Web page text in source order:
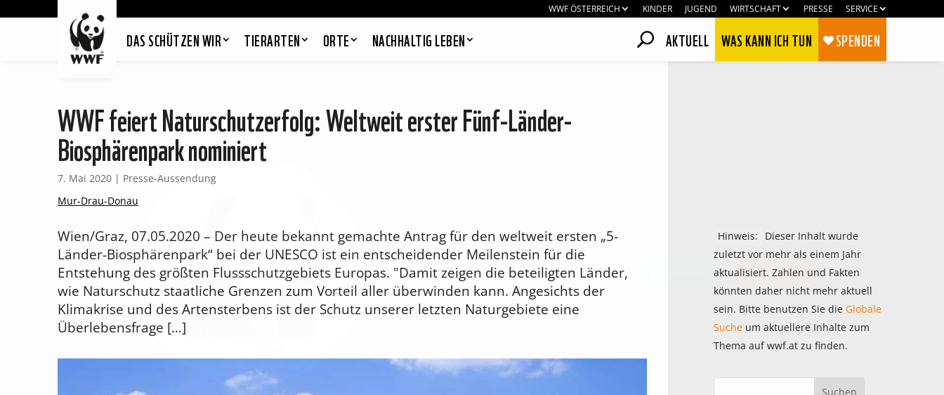
WWF ÖSTERREICH KINDER JUGEND WIRTSCHAFT PRESSE SERVICE
DAS SCHÜTZEN WIR TIERARTEN ORTE NACHHALTIG LEBEN AKTUELL WAS KANN ICH TUN SPENDEN
WWF feiert Naturschutzerfolg: Weltweit erster Fünf-Länder-
Biosphärenpark nominiert
7. Mai 2020 | Presse-Aussendung
Mur-Drau-Donau
Wien/Graz, 07.05.2020 – Der heute bekannt gemachte Antrag für den weltweit ersten „5-
Länder-Biosphärenpark“ bei der UNESCO ist ein entscheidender Meilenstein für die
Entstehung des größten Flussschutzgebiets Europas. "Damit zeigen die beteiligten Länder,
wie Naturschutz staatliche Grenzen zum Vorteil aller überwinden kann. Angesichts der
Klimakrise und des Artensterbens ist der Schutz unserer letzten Naturgebiete eine
Überlebensfrage […]
Hinweis:
Dieser Inhalt wurde
zuletzt vor mehr als einem Jahr
aktualisiert. Zahlen und Fakten
könnten daher nicht mehr aktuell
sein. Bitte benutzen Sie die Globale
Sucheum aktuellere Inhalte zum
Thema auf wwf.at zu finden.
Datenschutzerklärung. Unter
Einstellungen
kannst du verwalten,
welche Art von Cookies gesetzt werden.
Deine Auswahl kannst du über den
entsprechenden Link im Footer der
Website jederzeit widerrufen.
Ablehnen